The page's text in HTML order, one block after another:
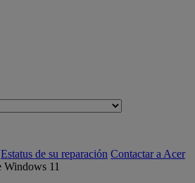
Estatus de su reparación Contactar a Acer